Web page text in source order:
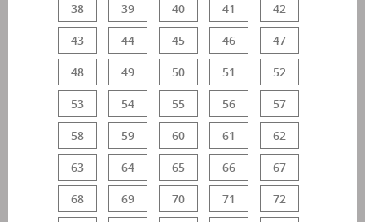
38 39 40 41 42
43 44 45 46 47
48 49 50 51 52
53 54 55 56 57
58 59 60 61 62
63 64 65 66 67
68 69 70 71 72